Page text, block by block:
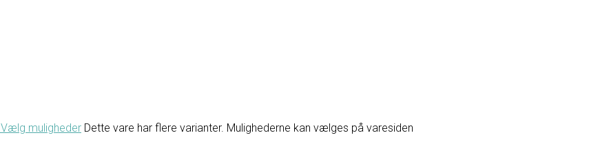
Vælg muligheder Dette vare har flere varianter. Mulighederne kan vælges på varesiden